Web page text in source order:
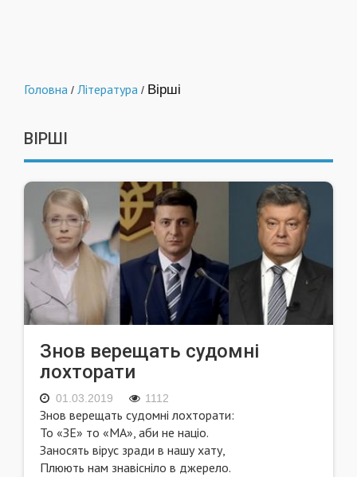
Головна / Література / Вірші
ВІРШІ
Знов верещать судомні
лохторати
01.03.2019 1112
Знов верещать судомні лохторати:
То «ЗЕ» то «МА», аби не націо.
Заносять вірус зради в нашу хату,
Плюють нам знавісніло в джерело.